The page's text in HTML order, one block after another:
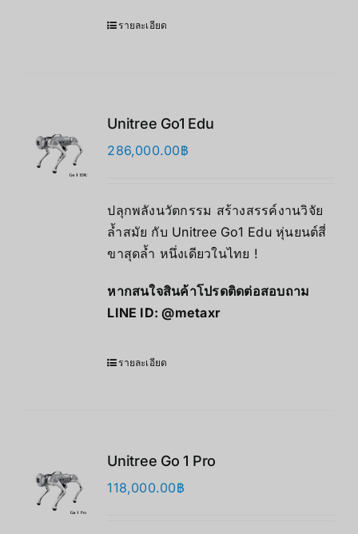
รายละเอียด
Unitree Go1 Edu
286,000.00฿
ปลุกพลังนวัตกรรม สร้างสรรค์งานวิจัย
ล้ำสมัย กับ Unitree Go1 Edu หุ่นยนต์สี่
ขาสุดล้ำ หนึ่งเดียวในไทย !
หากสนใจสินค้าโปรดติดต่อสอบถาม
LINE ID:@metaxr
รายละเอียด
Unitree Go 1 Pro
118,000.00฿